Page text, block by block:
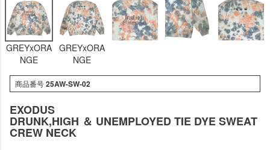
GREYxORA
NGE
GREYxORA
NGE
商品番号25AW-SW-02
EXODUS
DRUNK,HIGH ＆ UNEMPLOYED TIE DYE SWEAT
CREW NECK